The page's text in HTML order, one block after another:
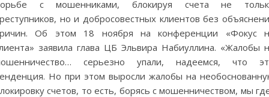
с мошенниками, блокируя счета не
но и добросовестных клиентов без
Об этом 18 ноября на конференции «Фокус
заявила глава ЦБ Эльвира Набиуллина. «Жалобы
серьезно упали, надеемся, что
Но при этом выросли жалобы на
счетов, то есть, борясь с мошенничеством, мы